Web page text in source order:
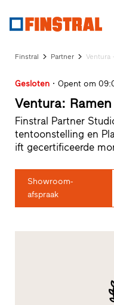
Partnerprogramma
Studio
Snelle
toegang
Finstral Partner Ventura
Gesloten Opent om
Ventura:
Finstral Partner
tentoonstelling en
ift gecertificeerde
Showroom-
afspraak